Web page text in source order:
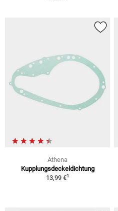
Athena
Kupplungsdeckeldichtung
13,99 €1